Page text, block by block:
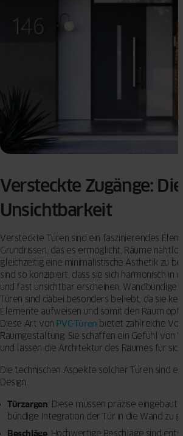
Versteckte Zugänge: Die
Unsichtbarkeit
Versteckte Türen sind ein faszinierendes
Grundrissen, das es ermöglicht, Räume
gleichzeitig eine minimalistische Ästhetik zu
sind so konzipiert, dass sie sich harmonisch in
und fast unsichtbar erscheinen. Wandbündige
Türen sind dabei besonders beliebt, da sie
Elemente aufweisen und somit den Raum
Diese Art von PVC-Türen bietet zahlreiche
Raumgestaltung: Sie schaffen ein Gefühl von
und lassen die Architektur des Raumes für sich
Die technischen Aspekte solcher Türen sind
Design.
Türzargen: Diese müssen präzise eingebaut
bündige Integration der Tür in die Wand zu
Beschläge: Hochwertige Beschläge sind